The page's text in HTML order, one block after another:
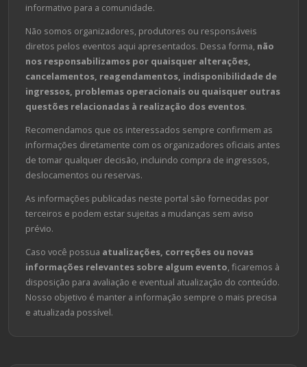
informativo para a comunidade.
Não somos organizadores, produtores ou responsáveis
diretos pelos eventos aqui apresentados. Dessa forma, não
nos responsabilizamos por quaisquer alterações,
cancelamentos, reagendamentos, indisponibilidade de
ingressos, problemas operacionais ou quaisquer outras
questões relacionadas à realização dos eventos.
Recomendamos que os interessados sempre confirmem as
informações diretamente com os organizadores oficiais antes
de tomar qualquer decisão, incluindo compra de ingressos,
deslocamentos ou reservas.
As informações publicadas neste portal são fornecidas por
terceiros e podem estar sujeitas a mudanças sem aviso
prévio.
Caso você possua atualizações, correções ou novas
informações relevantes sobre algum evento, ficaremos à
disposição para avaliação e eventual atualização do conteúdo.
Nosso objetivo é manter a informação sempre o mais precisa
e atualizada possível.